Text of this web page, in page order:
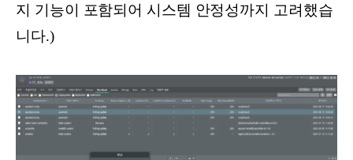
지 기능이 포함되어 시스템 안정성까지 고려했습
니다.)